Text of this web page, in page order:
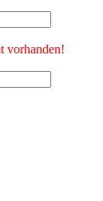
vorhanden!